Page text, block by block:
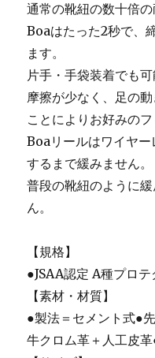
通常の靴紐の数十倍の
Boaはたった2秒で、
ます。
片手・手袋装着でも
摩擦が少なく、足の
ことによりお好みの
Boaリールはワイヤ
するまで緩みません。
普段の靴紐のように
ん。
【規格】
●JSAA認定 A種プロ
【素材・材質】
●製法＝セメント式●
牛クロム革＋人工皮